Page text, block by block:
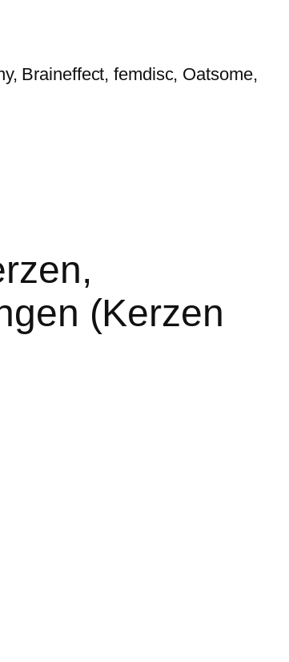
(Kerzen